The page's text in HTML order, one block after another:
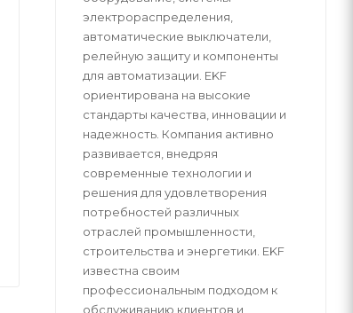
электрораспределения,
автоматические выключатели,
релейную защиту и компоненты
для автоматизации. EKF
ориентирована на высокие
стандарты качества, инновации и
надежность. Компания активно
развивается, внедряя
современные технологии и
решения для удовлетворения
потребностей различных
отраслей промышленности,
строительства и энергетики. EKF
известна своим
профессиональным подходом к
обслуживанию клиентов и